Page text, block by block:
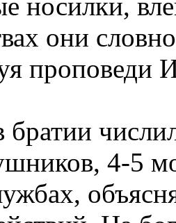
они
проповеди
братии
4-5